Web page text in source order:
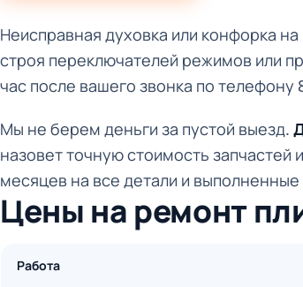
Неисправная духовка или конфорка
строя переключателей режимов или
час после вашего звонка по телефону
Мы не берем деньги за пустой выезд.
назовет точную стоимость
месяцев на все детали и
Цены на ремонт
Работа